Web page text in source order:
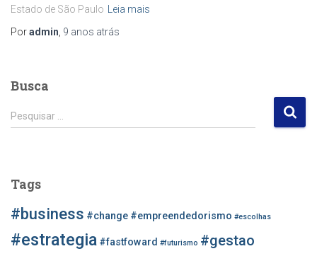
Estado de São Paulo
Leia mais
Poradmin 9 anos atrás
Busca
P
e
a
r
Pesquisar …
Tags
#business #change #empreendedorismo #escolhas
#estrategia #fastfoward #futurismo #gestao